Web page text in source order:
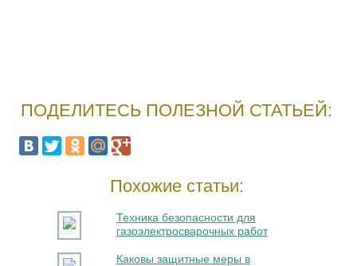
ПОДЕЛИТЕСЬ ПОЛЕЗНОЙ СТАТЬЕЙ:
Похожие статьи:
Техника безопасности для
газоэлектросварочных работ
Каковы защитные меры в